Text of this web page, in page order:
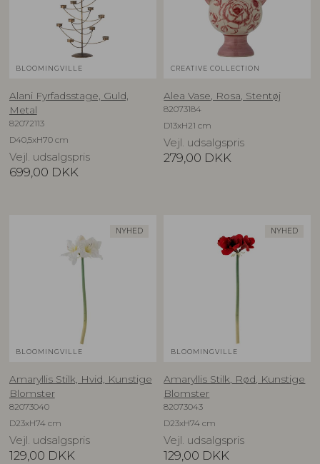
BLOOMINGVILLE
Alani Fyrfadsstage, Guld,
Metal
82072113
D40,5xH70 cm
Vejl. udsalgspris
699,00 DKK
CREATIVE COLLECTION
Alea Vase, Rosa, Stentøj
82073184
D13xH21 cm
Vejl. udsalgspris
279,00 DKK
NYHED
BLOOMINGVILLE
Amaryllis Stilk, Hvid, Kunstige
Blomster
82073040
D23xH74 cm
Vejl. udsalgspris
129,00 DKK
NYHED
BLOOMINGVILLE
Amaryllis Stilk, Rød, Kunstige
Blomster
82073043
D23xH74 cm
Vejl. udsalgspris
129,00 DKK